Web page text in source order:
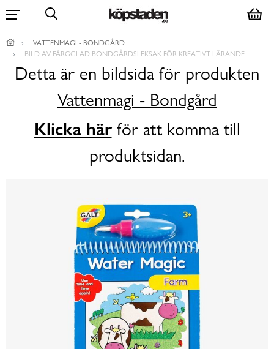
VATTENMAGI - BONDGÅRD
BILD AV FÄRGGLAD BONDGÅRDSLEKSAK FÖR KREATIVT LÄRANDE
Detta är en bildsida för produkten
Vattenmagi - Bondgård
Klicka härför att komma till
produktsidan.